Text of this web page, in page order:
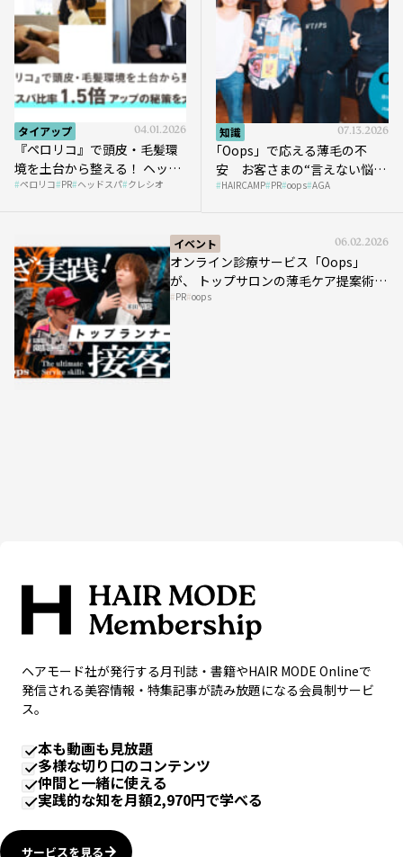
タイアップ 04.01.2026
『ペロリコ』で頭皮・毛髪環
境を土台から整える！ ヘッド
スパ比率1.5倍アップの秘策を
ペロリコ PR ヘッドスパ クレシオ
知識 07.13.2026
｢Oops」で応える薄毛の不
安 お客さまの“言えない悩
み”にどう向き合う？ ＃01
HAIRCAMP PR oops AGA
イベント 06.02.2026
オンライン診療サービス「Oops」
が、 トップサロンの薄毛ケア提案術を
HAIRCAMPで公開！
PR oops
ヘアモード社が発行する月刊誌・書籍やHAIR MODE Onlineで
発信される美容情報・特集記事が読み放題になる会員制サービ
ス。
本も動画も見放題
多様な切り口のコンテンツ
仲間と一緒に使える
実践的な知を月額2,970円で学べる
サービスを見る